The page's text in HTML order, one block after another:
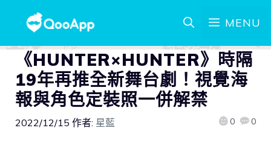
MENU
《HUNTER×HUNTER》時隔
19年再推全新舞台劇！視覺海
報與角色定裝照一併解禁
2022/12/15 作者: 星藍 0 0